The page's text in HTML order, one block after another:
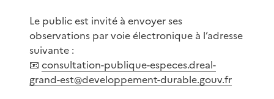
Le public est invité à envoyer ses
observations par voie électronique à l’adresse
suivante :
📧 consultation-publique-especes.dreal-
grand-est@developpement-durable.gouv.fr